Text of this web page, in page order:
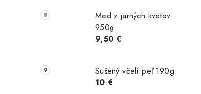
Med z jarných kvetov
950g
9,50 €
Sušený včelí peľ 190g
10 €